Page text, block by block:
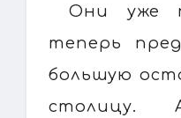
Они уже
теперь
большую
столицу.